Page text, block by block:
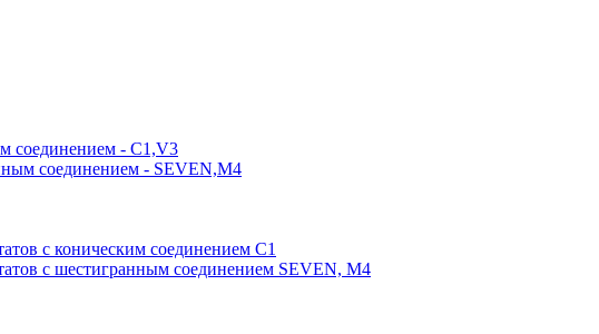
соединением - C1,V3
соединением - SEVEN,M4
с коническим соединением С1
с шестигранным соединением SEVEN, М4